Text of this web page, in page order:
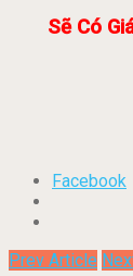
Sẽ Có
Facebook
Prev Article